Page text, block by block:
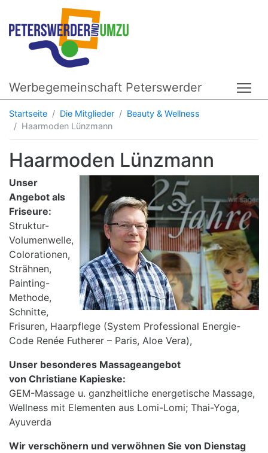
Werbegemeinschaft Peterswerder
Startseite Die Mitglieder
Beauty & Wellness
Haarmoden Lünzmann
Haarmoden Lünzmann
Unser
Angebot als
Friseure:
Struktur-
Volumenwelle,
Colorationen,
Strähnen,
Painting-
Methode,
Schnitte,
Frisuren, Haarpflege (System Professional Energie-
Code Renée Futherer – Paris, Aloe Vera),
Unser besonderes Massageangebot
von Christiane Kapieske:
GEM-Massage u. ganzheitliche energetische Massage,
Wellness mit Elementen aus Lomi-Lomi; Thai-Yoga,
Ayuverda
Wir verschönern und verwöhnen Sie von Dienstag